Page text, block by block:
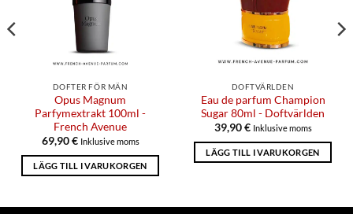
DOFTER FÖR MÄN
Opus Magnum
Parfymextrakt 100ml -
French Avenue
69,90€ Inklusive moms
LÄGG TILL I VARUKORGEN
DOFTVÄRLDEN
Eau de parfum Champion
Sugar 80ml - Doftvärlden
39,90€ Inklusive moms
LÄGG TILL I VARUKORGEN